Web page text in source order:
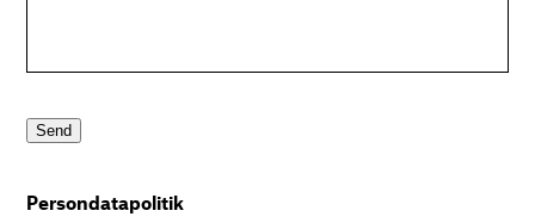
Send
Persondatapolitik